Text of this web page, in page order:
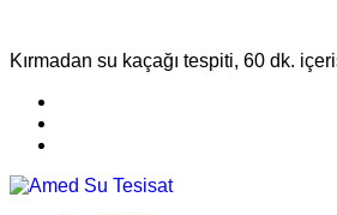
Kırmadan su kaçağı tespiti, 60 dk.